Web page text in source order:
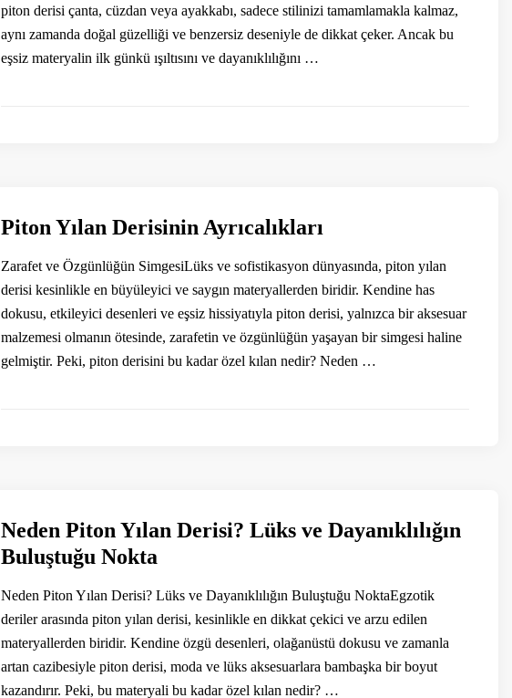
piton derisi çanta, cüzdan veya ayakkabı, sadece stilinizi tamamlamakla kalmaz,
aynı zamanda doğal güzelliği ve benzersiz deseniyle de dikkat çeker. Ancak bu
eşsiz materyalin ilk günkü ışıltısını ve dayanıklılığını …
Piton Yılan Derisinin Ayrıcalıkları
Zarafet ve Özgünlüğün SimgesiLüks ve sofistikasyon dünyasında, piton yılan
derisi kesinlikle en büyüleyici ve saygın materyallerden biridir. Kendine has
dokusu, etkileyici desenleri ve eşsiz hissiyatıyla piton derisi, yalnızca bir aksesuar
malzemesi olmanın ötesinde, zarafetin ve özgünlüğün yaşayan bir simgesi haline
gelmiştir. Peki, piton derisini bu kadar özel kılan nedir? Neden …
Neden Piton Yılan Derisi? Lüks ve Dayanıklılığın
Buluştuğu Nokta
Neden Piton Yılan Derisi? Lüks ve Dayanıklılığın Buluştuğu NoktaEgzotik
deriler arasında piton yılan derisi, kesinlikle en dikkat çekici ve arzu edilen
materyallerden biridir. Kendine özgü desenleri, olağanüstü dokusu ve zamanla
artan cazibesiyle piton derisi, moda ve lüks aksesuarlara bambaşka bir boyut
kazandırır. Peki, bu materyali bu kadar özel kılan nedir? …